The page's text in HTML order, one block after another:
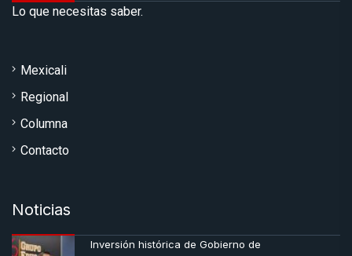
Lo que necesitas saber.
Mexicali
Regional
Columna
Contacto
Noticias
Inversión histórica de Gobierno de